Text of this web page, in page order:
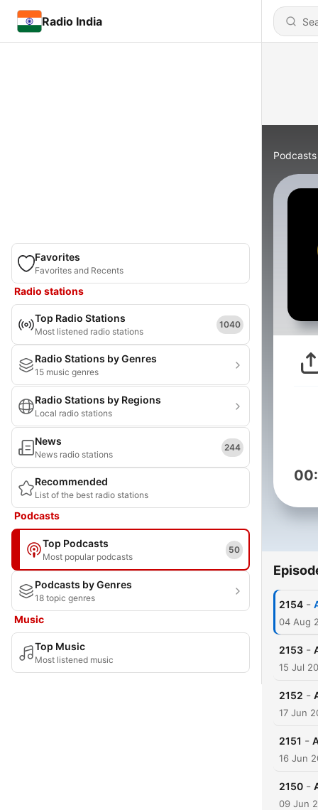
Radio India
Favorites
Favorites and Recents
Radio stations
Top Radio Stations
Most listened radio stations
1040
Radio Stations by Genres
15 music genres
Radio Stations by Regions
Local radio stations
News
News radio stations
244
Recommended
List of the best radio stations
Podcasts
Top Podcasts
Most popular podcasts
50
Podcasts by Genres
18 topic genres
Music
Top Music
Most listened music
Podcasts
2154 -
04 Aug
2153 -
15 Jul
2152 -
17 Jun
2151 -
16 Jun
2150 -
09 Jun